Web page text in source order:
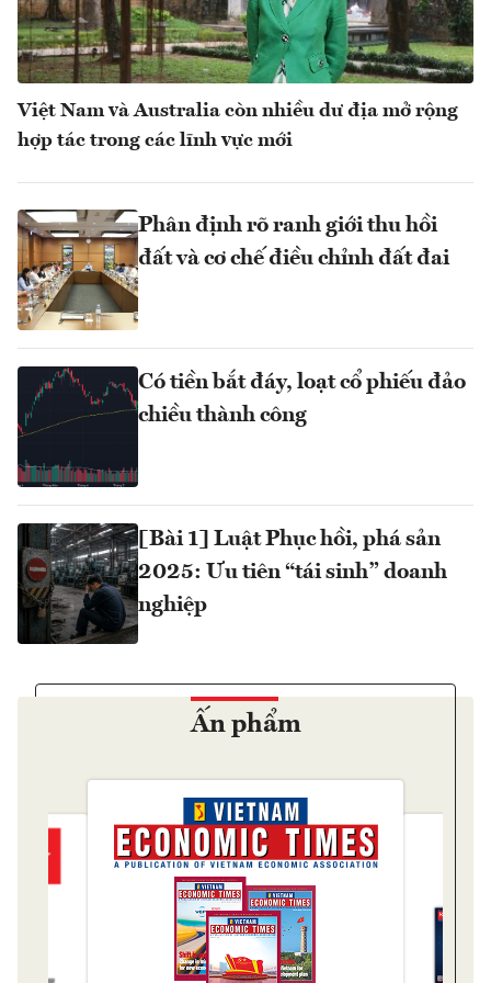
Việt Nam và Australia còn nhiều dư địa mở rộng
hợp tác trong các lĩnh vực mới
Phân định rõ ranh giới thu hồi
đất và cơ chế điều chỉnh đất đai
Có tiền bắt đáy, loạt cổ phiếu đảo
chiều thành công
[Bài 1] Luật Phục hồi, phá sản
2025: Ưu tiên “tái sinh” doanh
nghiệp
Ấn phẩm